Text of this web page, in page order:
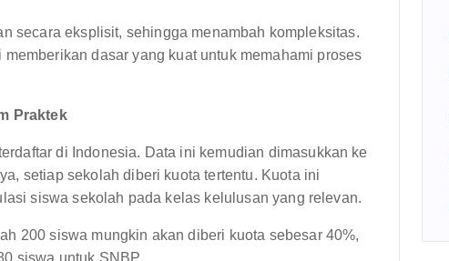
secara eksplisit, sehingga menambah kompleksitas.
dasar yang kuat untuk memahami proses
Praktek
di Indonesia. Data ini kemudian dimasukkan ke
setiap sekolah diberi kuota tertentu. Kuota ini
siswa sekolah pada kelas kelulusan yang relevan.
200 siswa mungkin akan diberi kuota sebesar 40%,
siswa untuk SNBP.